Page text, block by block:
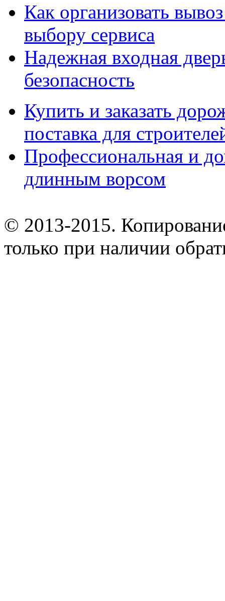
Как организовать
выбору сервиса
Надежная входная
безопасность
Купить и заказать
поставка для
Профессиональная и
длинным ворсом
© 2013-2015.
только при наличии